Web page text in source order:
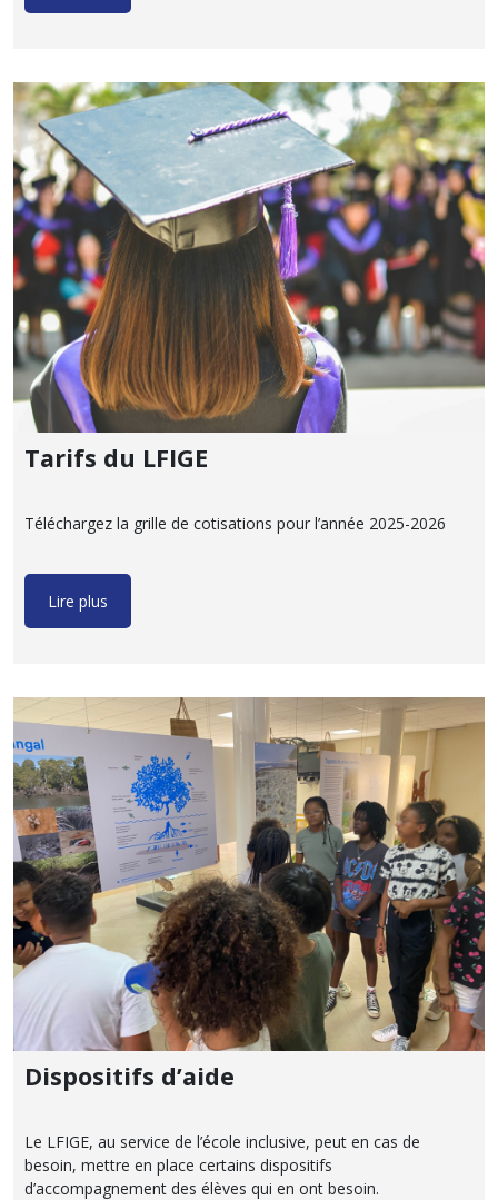
Tarifs du LFIGE
Téléchargez la grille de cotisations pour l’année 2025-2026
Lire plus
Dispositifs d’aide
Le LFIGE, au service de l’école inclusive, peut en cas de
besoin, mettre en place certains dispositifs
d’accompagnement des élèves qui en ont besoin.